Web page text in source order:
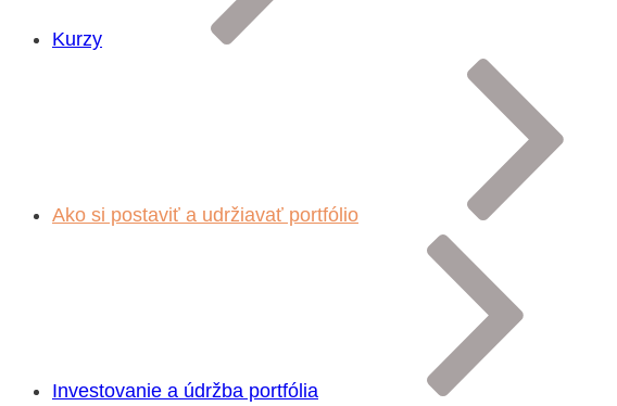
Kurzy
Ako si postaviť a udržiavať portfólio
Investovanie a údržba portfólia